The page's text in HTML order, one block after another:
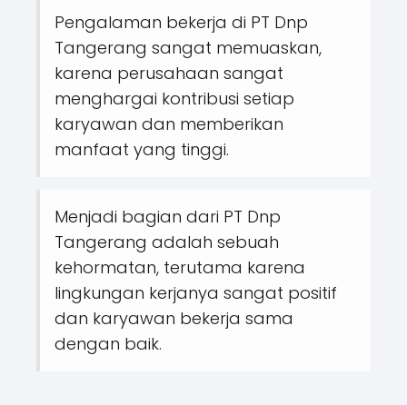
Pengalaman bekerja di PT Dnp
Tangerang sangat memuaskan,
karena perusahaan sangat
menghargai kontribusi setiap
karyawan dan memberikan
manfaat yang tinggi.
Menjadi bagian dari PT Dnp
Tangerang adalah sebuah
kehormatan, terutama karena
lingkungan kerjanya sangat positif
dan karyawan bekerja sama
dengan baik.